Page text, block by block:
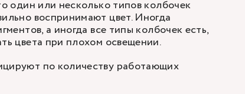
один или несколько типов колбочек
воспринимают цвет. Иногда
а иногда все типы колбочек есть,
цвета при плохом освещении.
по количеству работающих